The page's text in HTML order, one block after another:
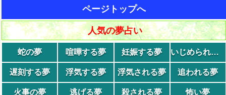
ページトップへ
人気の夢占い
蛇の夢 喧嘩する夢 妊娠する夢 いじめられる夢
遅刻する夢 浮気する夢 浮気される夢 追われる夢
火事の夢 逃げる夢 殺される夢 怖い夢